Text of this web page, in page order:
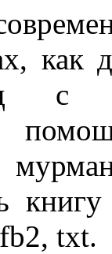
как
с
fb2, txt.